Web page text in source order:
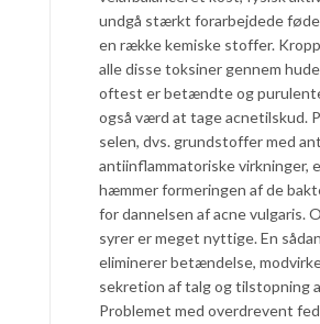
undgå stærkt forarbejdede
en række kemiske stoffer.
alle disse toksiner gennem
oftest er betændte og
også værd at tage acnetilskud.
selen, dvs. grundstoffer med
antiinflammatoriske virkninger,
hæmmer formeringen af de
for dannelsen af acne vulgaris.
syrer er meget nyttige. En
eliminerer betændelse,
sekretion af talg og tilstopning
Problemet med overdrevent